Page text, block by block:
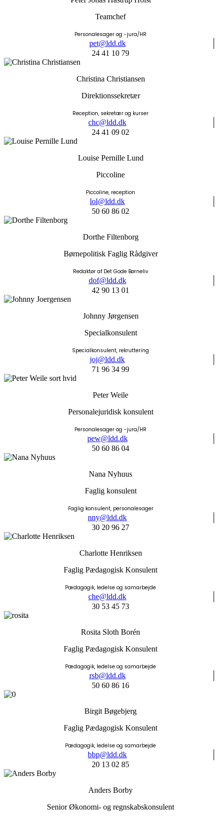
Teamchef
Personalesager og -jura/HR
pet@ldd.dk
24 41 10 79
Christina Christiansen
Direktionssekretær
Reception, sekretær og kurser
chc@ldd.dk
24 41 09 02
Louise Pernille Lund
Piccoline
Piccoline, reception
lol@ldd.dk
50 60 86 02
Dorthe Filtenborg
Børnepolitisk Faglig Rådgiver
Redaktør af Det Gode Børneliv
dof@ldd.dk
42 90 13 01
Johnny Jørgensen
Specialkonsulent
Specialkonsulent, rekruttering
joj@ldd.dk
71 96 34 99
Peter Weile
Personalejuridisk konsulent
Personalesager og -jura/HR
pew@ldd.dk
50 60 86 04
Nana Nyhuus
Faglig konsulent
Faglig konsulent, personalesager
nny@ldd.dk
30 20 96 27
Charlotte Henriksen
Faglig Pædagogisk Konsulent
Pædagogik, ledelse og samarbejde
che@ldd.dk
30 53 45 73
Rosita Sloth Borén
Faglig Pædagogisk Konsulent
Pædagogik, ledelse og samarbejde
rsb@ldd.dk
50 60 86 16
Birgit Bøgebjerg
Faglig Pædagogisk Konsulent
Pædagogik, ledelse og samarbejde
bbp@ldd.dk
20 13 02 85
Anders Borby
Senior Økonomi- og regnskabskonsulent